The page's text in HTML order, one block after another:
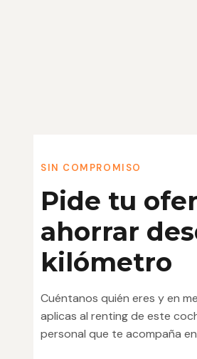
SIN COMPROMISO
Pide tu
ahorrar
kilómetro
Cuéntanos quién eres y en
aplicas al renting de este
personal que te acompaña